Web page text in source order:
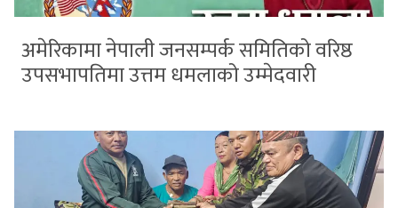
अमेरिकामा नेपाली जनसम्पर्क समितिको वरिष्ठ
उपसभापतिमा उत्तम धमलाको उम्मेदवारी